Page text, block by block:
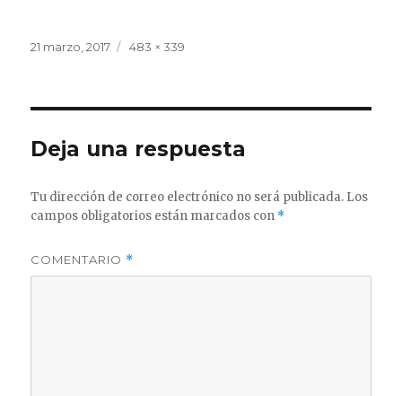
Publicado
21 marzo, 2017
Tamaño
483 × 339
Deja una respuesta
Tu dirección de correo electrónico no será publicada. Los
campos obligatorios están marcados con *
COMENTARIO *